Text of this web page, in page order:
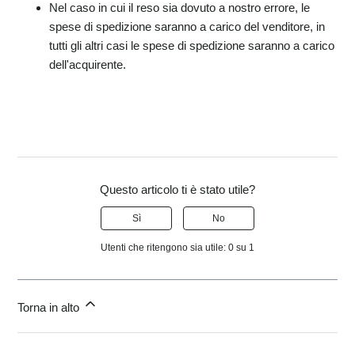
Nel caso in cui il reso sia dovuto a nostro errore, le
spese di spedizione saranno a carico del venditore, in
tutti gli altri casi le spese di spedizione saranno a carico
dell'acquirente.
Questo articolo ti è stato utile?
Sì No
Utenti che ritengono sia utile: 0 su 1
Torna in alto